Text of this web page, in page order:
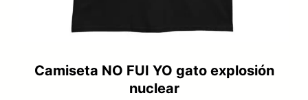
Camiseta NO FUI YO gato explosión
nuclear